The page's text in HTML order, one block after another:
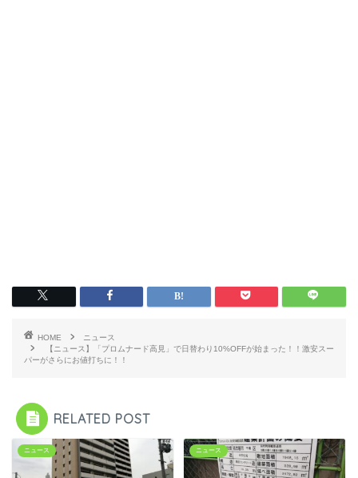
HOME
ニュース
【ニュース】「プロムナード高見」で日替わり10%OFFが始まった！！激安スー
パーがさらにお値打ちに！！
RELATED POST
ニュース ニュース